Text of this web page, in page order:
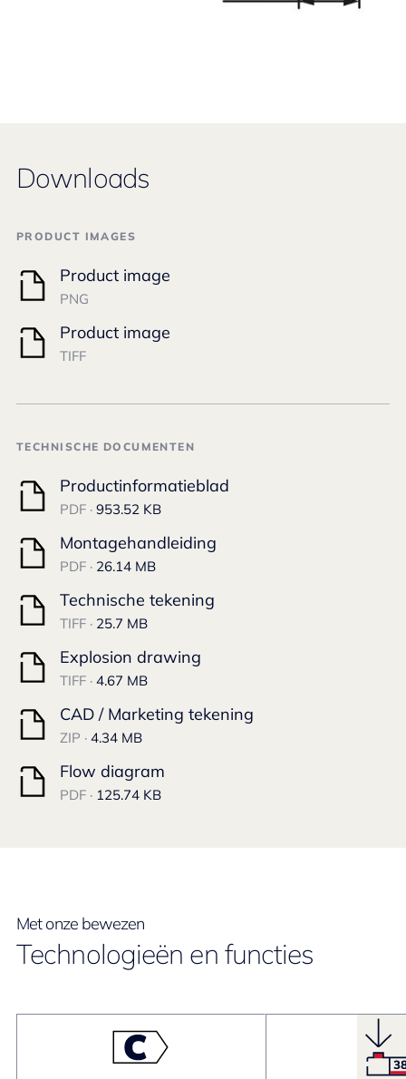
Downloads
PRODUCT IMAGES
Product image
PNG
Product image
TIFF
TECHNISCHE DOCUMENTEN
Productinformatieblad
PDF · 953.52 KB
Montagehandleiding
PDF · 26.14 MB
Technische tekening
TIFF · 25.7 MB
Explosion drawing
TIFF · 4.67 MB
CAD / Marketing tekening
ZIP · 4.34 MB
Flow diagram
PDF · 125.74 KB
Met onze bewezen
Technologieën en functies